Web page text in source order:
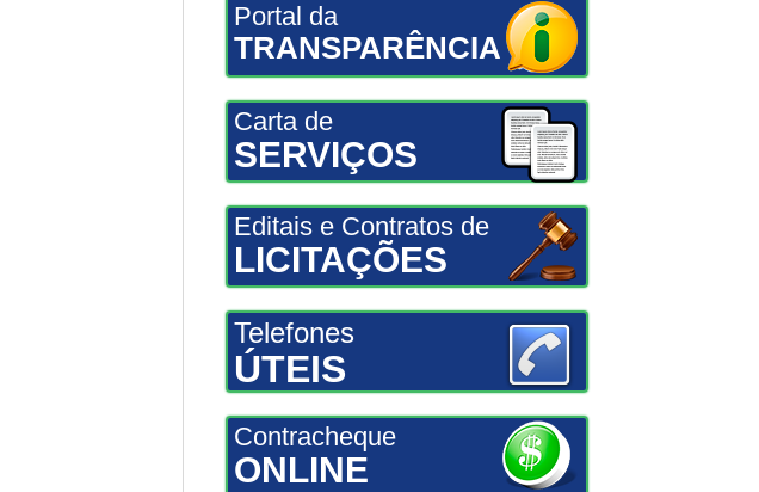
Portal da
TRANSPARÊNCIA
Carta de
SERVIÇOS
Editais e Contratos de
LICITAÇÕES
Telefones
ÚTEIS
Contracheque
ONLINE